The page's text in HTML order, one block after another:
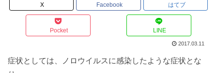
X Facebook はてブ
Pocket LINE
2017.03.11
症状としては、ノロウイルスに感染したような症状とな